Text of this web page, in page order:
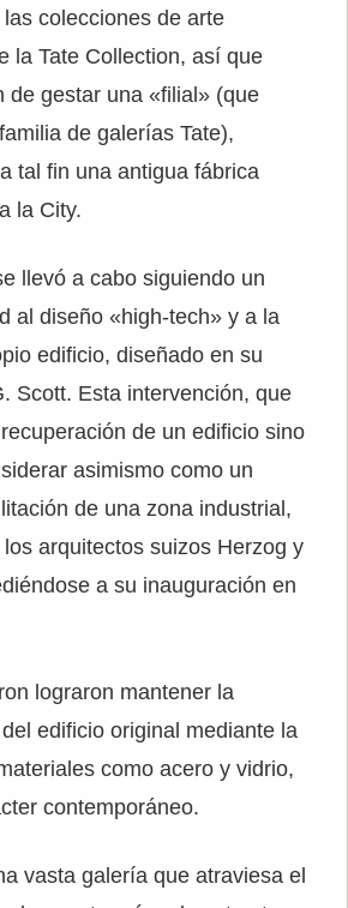
colecciones de arte
la Tate Collection, así que
de gestar una «filial» (que
de galerías Tate),
tal fin una antigua fábrica
la City.
llevó a cabo siguiendo un
al diseño «high-tech» y a la
edificio, diseñado en su
Scott. Esta intervención, que
de un edificio sino
asimismo como un
de una zona industrial,
arquitectos suizos Herzog y
a su inauguración en
lograron mantener la
edificio original mediante la
como acero y vidrio,
contemporáneo.
vasta galería que atraviesa el